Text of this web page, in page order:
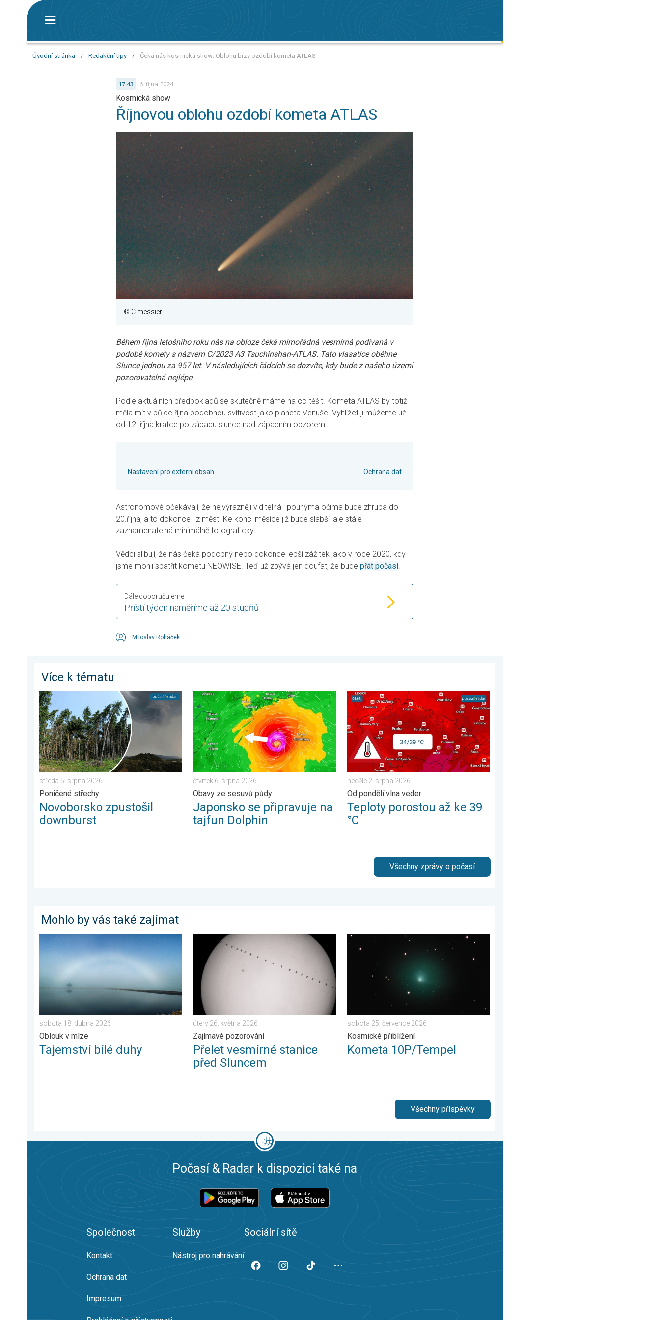
Úvodní stránka / Redakční tipy / Čeká nás kosmická show: Oblohu brzy ozdobí kometa ATLAS
17:43 6. října 2024
Kosmická show
Říjnovou oblohu ozdobí kometa ATLAS
© C messier
Během října letošního roku nás na obloze čeká mimořádná vesmírná podívaná v
podobě komety s názvem C/2023 A3 Tsuchinshan-ATLAS. Tato vlasatice oběhne
Slunce jednou za 957 let. V následujících řádcích se dozvíte, kdy bude z našeho území
pozorovatelná nejlépe.
Podle aktuálních předpokladů se skutečně máme na co těšit. Kometa ATLAS by totiž
měla mít v půlce října podobnou svítivost jako planeta Venuše. Vyhlížet ji můžeme už
od 12. října krátce po západu slunce nad západním obzorem.
Nastavení pro externí obsah Ochrana dat
Astronomové očekávají, že nejvýrazněji viditelná i pouhýma očima bude zhruba do
20.října, a to dokonce i z měst. Ke konci měsíce již bude slabší, ale stále
zaznamenatelná minimálně fotograficky.
Vědci slibují, že nás čeká podobný nebo dokonce lepší zážitek jako v roce 2020, kdy
jsme mohli spatřit kometu NEOWISE. Teď už zbývá jen doufat, že bude přát počasí.
Příští týden naměříme až 20 stupňů
Dále doporučujeme
Miloslav Roháček
Více k tématu
Novoborsko zpustošil downburst. Poničené střechy. . . středa 5. srpna 2026
středa 5. srpna 2026
Poničené střechy
Novoborsko zpustošil
downburst
Japonsko se připravuje na tajfun Dolphin. Obavy ze sesuvů půdy. . . čtvrtek 6. srpna 2026
čtvrtek 6. srpna 2026
Obavy ze sesuvů půdy
Japonsko se připravuje na
tajfun Dolphin
Teploty porostou až ke 39 °C. Od pondělí vlna veder. . . neděle 2. srpna 2026
neděle 2. srpna 2026
Od pondělí vlna veder
Teploty porostou až ke 39
°C
Všechny zprávy o počasí
Mohlo by vás také zajímat
Tajemství bílé duhy. Oblouk v mlze. . . sobota 18. dubna 2026
sobota 18. dubna 2026
Oblouk v mlze
Tajemství bílé duhy
Přelet vesmírné stanice před Sluncem. Zajímavé pozorování. . . úterý 26. května 2026
úterý 26. května 2026
Zajímavé pozorování
Přelet vesmírné stanice
před Sluncem
Kometa 10P/Tempel. Kosmické přiblížení. . . sobota 25. července 2026
sobota 25. července 2026
Kosmické přiblížení
Kometa 10P/Tempel
Všechny příspěvky
Počasí & Radar k dispozici také na
Společnost
Kontakt
Ochrana dat
Impresum
Služby
Nástroj pro nahrávání
Sociální sítě